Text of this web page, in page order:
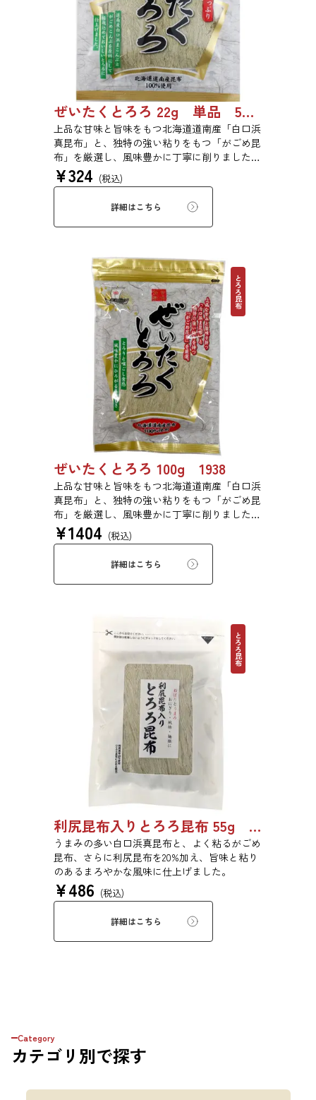
ぜいたくとろろ 22g 単品 5袋セット 20袋セット 1743
上品な甘味と旨味をもつ北海道道南産「白口浜
真昆布」と、独特の強い粘りをもつ「がごめ昆
布」を厳選し、風味豊かに丁寧に削りました。
ぜいたくな味を、思う存分にご堪能ください。
¥324 (税込)
詳細はこちら
とろろ昆布
ぜいたくとろろ 100g 1938
上品な甘味と旨味をもつ北海道道南産「白口浜
真昆布」と、独特の強い粘りをもつ「がごめ昆
布」を厳選し、風味豊かに丁寧に削りました。
ぜいたくな味を、思う存分にご堪能ください。
¥1404 (税込)
詳細はこちら
とろろ昆布
利尻昆布入りとろろ昆布 55g 単品 5袋セット 20袋セット 1842
うまみの多い白口浜真昆布と、よく粘るがごめ
昆布、さらに利尻昆布を20%加え、旨味と粘り
のあるまろやかな風味に仕上げました。
¥486 (税込)
詳細はこちら
Category
カテゴリ 別で探す